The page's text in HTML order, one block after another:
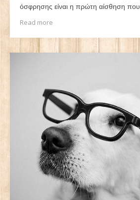
όσφρησης είναι η πρώτη αίσθηση που
Read more